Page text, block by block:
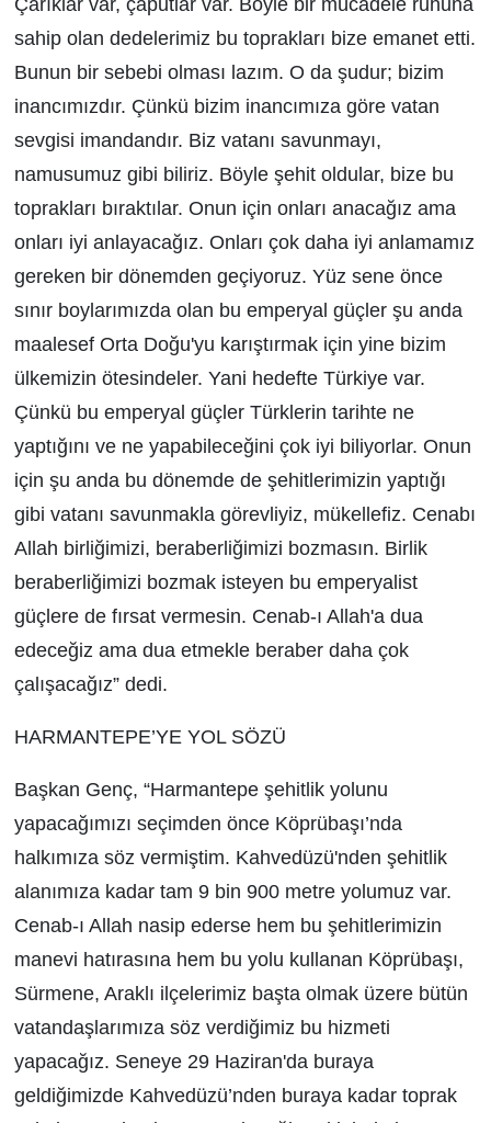
sahip olan dedelerimiz bu toprakları bize emanet etti.
Bunun bir sebebi olması lazım. O da şudur; bizim
inancımızdır. Çünkü bizim inancımıza göre vatan
sevgisi imandandır. Biz vatanı savunmayı,
namusumuz gibi biliriz. Böyle şehit oldular, bize bu
toprakları bıraktılar. Onun için onları anacağız ama
onları iyi anlayacağız. Onları çok daha iyi anlamamız
gereken bir dönemden geçiyoruz. Yüz sene önce
sınır boylarımızda olan bu emperyal güçler şu anda
maalesef Orta Doğu'yu karıştırmak için yine bizim
ülkemizin ötesindeler. Yani hedefte Türkiye var.
Çünkü bu emperyal güçler Türklerin tarihte ne
yaptığını ve ne yapabileceğini çok iyi biliyorlar. Onun
için şu anda bu dönemde de şehitlerimizin yaptığı
gibi vatanı savunmakla görevliyiz, mükellefiz. Cenabı
Allah birliğimizi, beraberliğimizi bozmasın. Birlik
beraberliğimizi bozmak isteyen bu emperyalist
güçlere de fırsat vermesin. Cenab-ı Allah'a dua
edeceğiz ama dua etmekle beraber daha çok
çalışacağız” dedi.
HARMANTEPE’YE YOL SÖZÜ
Başkan Genç, “Harmantepe şehitlik yolunu
yapacağımızı seçimden önce Köprübaşı’nda
halkımıza söz vermiştim. Kahvedüzü'nden şehitlik
alanımıza kadar tam 9 bin 900 metre yolumuz var.
Cenab-ı Allah nasip ederse hem bu şehitlerimizin
manevi hatırasına hem bu yolu kullanan Köprübaşı,
Sürmene, Araklı ilçelerimiz başta olmak üzere bütün
vatandaşlarımıza söz verdiğimiz bu hizmeti
yapacağız. Seneye 29 Haziran'da buraya
geldiğimizde Kahvedüzü’nden buraya kadar toprak